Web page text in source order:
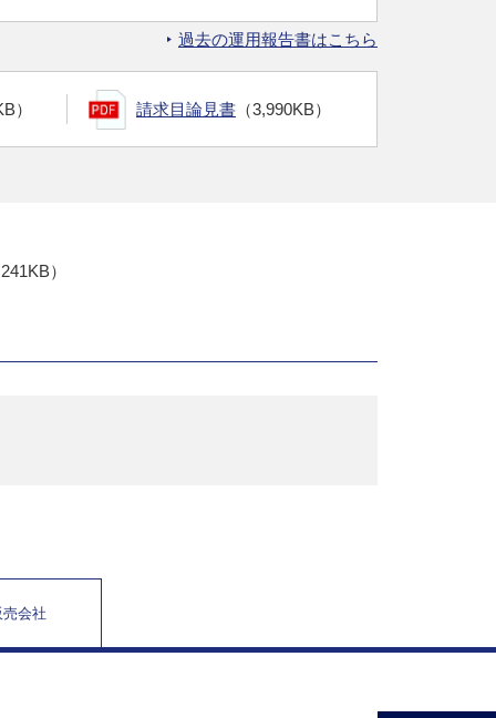
過去の運用報告書はこちら
） 請求目論見書 （3,990KB）
）
会社